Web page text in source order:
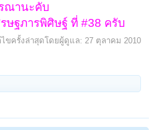
ณานะคับ
ฐภารพิศิษฐ์ ที่ #38 ครับ
ขครั้งล่าสุดโดยผู้ดูแล: 27 ตุลาคม 2010